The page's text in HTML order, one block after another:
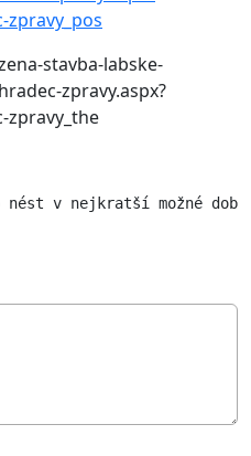
zpravy_pos
stavba-labske-
zpravy.aspx?
zpravy_the
nést v nejkratší možné